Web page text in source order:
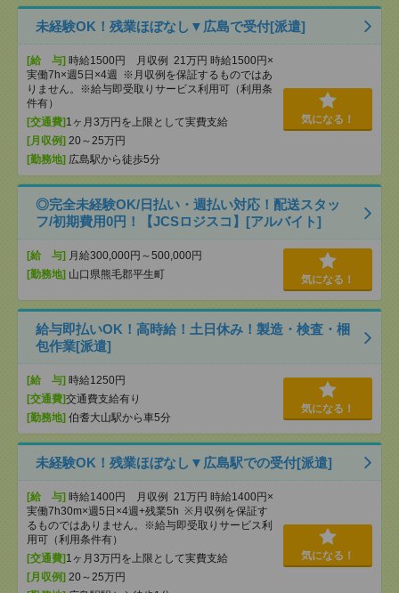
未経験OK！残業ほぼなし▼広島で受付[派遣]
[給 与] 時給1500円 月収例 21万円 時給1500円×
実働7h×週5日×4週 ※月収例を保証するものではあ
りません。※給与即受取りサービス利用可（利用条
件有）
[交通費]1ヶ月3万円を上限として実費支給
[月収例] 20～25万円
[勤務地] 広島駅から徒歩5分
気になる！
◎完全未経験OK/日払い・週払い対応！配送スタッ
フ/初期費用0円！【JCSロジスコ】[アルバイト]
[給 与] 月給300,000円～500,000円
[勤務地] 山口県熊毛郡平生町 気になる！
給与即払いOK！高時給！土日休み！製造・検査・梱
包作業[派遣]
[給 与] 時給1250円
[交通費]交通費支給有り
[勤務地] 伯耆大山駅から車5分
気になる！
未経験OK！残業ほぼなし▼広島駅での受付[派遣]
[給 与] 時給1400円 月収例 21万円 時給1400円×
実働7h30m×週5日×4週+残業5h ※月収例を保証す
るものではありません。※給与即受取りサービス利
用可（利用条件有）
[交通費]1ヶ月3万円を上限として実費支給
[月収例] 20～25万円
気になる！